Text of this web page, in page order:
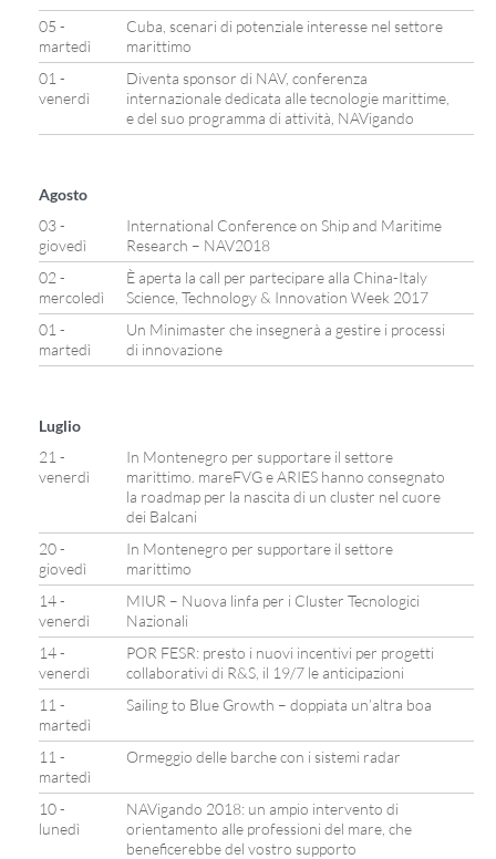
05 -
martedì
Cuba, scenari di potenziale interesse nel settore
marittimo
01 -
venerdì
Diventa sponsor di NAV, conferenza
internazionale dedicata alle tecnologie marittime,
e del suo programma di attività, NAVigando
Agosto
03 -
giovedì
International Conference on Ship and Maritime
Research – NAV2018
02 -
mercoledì
È aperta la call per partecipare alla China-Italy
Science, Technology & Innovation Week 2017
01 -
martedì
Un Minimaster che insegnerà a gestire i processi
di innovazione
Luglio
21 -
venerdì
In Montenegro per supportare il settore
marittimo. mareFVG e ARIES hanno consegnato
la roadmap per la nascita di un cluster nel cuore
dei Balcani
20 -
giovedì
In Montenegro per supportare il settore
marittimo
14 -
venerdì
MIUR – Nuova linfa per i Cluster Tecnologici
Nazionali
14 -
venerdì
POR FESR: presto i nuovi incentivi per progetti
collaborativi di R&S, il 19/7 le anticipazioni
11 -
martedì
Sailing to Blue Growth – doppiata un’altra boa
11 -
martedì
Ormeggio delle barche con i sistemi radar
10 -
lunedì
NAVigando 2018: un ampio intervento di
orientamento alle professioni del mare, che
beneficerebbe del vostro supporto